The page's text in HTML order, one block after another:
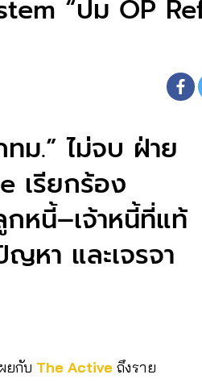
“ปม OP
ม.” ไม่จบ ฝ่าย
เรียกร้อง
หนี้–เจ้าหนี้ที่แท้
หา และเจรจา
ยกับ The Active ถึงราย